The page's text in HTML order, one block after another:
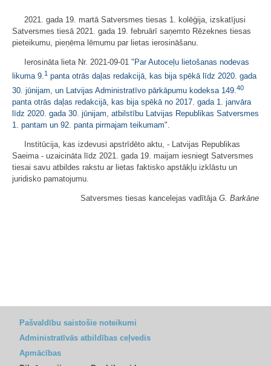
2021. gada 19. martā Satversmes tiesas 1. kolēģija, izskatījusi
Satversmes tiesā 2021. gada 19. februārī saņemto Rēzeknes tiesas
pieteikumu, pieņēma lēmumu par lietas ierosināšanu.
Ierosināta lieta Nr. 2021-09-01 " Par Autoceļu lietošanas nodevas
likuma 9.1 panta otrās daļas redakcijā, kas bija spēkā līdz 2020. gada
30. jūnijam, un Latvijas Administratīvo pārkāpumu kodeksa 149. 40
panta otrās daļas redakcijā, kas bija spēkā no 2017. gada 1. janvāra
līdz 2020. gada 30. jūnijam, atbilstību Latvijas Republikas Satversmes
1. pantam un 92. panta pirmajam teikumam".
Institūcija, kas izdevusi apstrīdēto aktu, - Latvijas Republikas
Saeima - uzaicināta līdz 2021. gada 19. maijam iesniegt Satversmes
tiesai savu atbildes rakstu ar lietas faktisko apstākļu izklāstu un
juridisko pamatojumu.
Satversmes tiesas kancelejas vadītāja G. Barkāne
Pašvaldību saistošie noteikumi
Administratīvās atbildības ceļvedis
Apmācības